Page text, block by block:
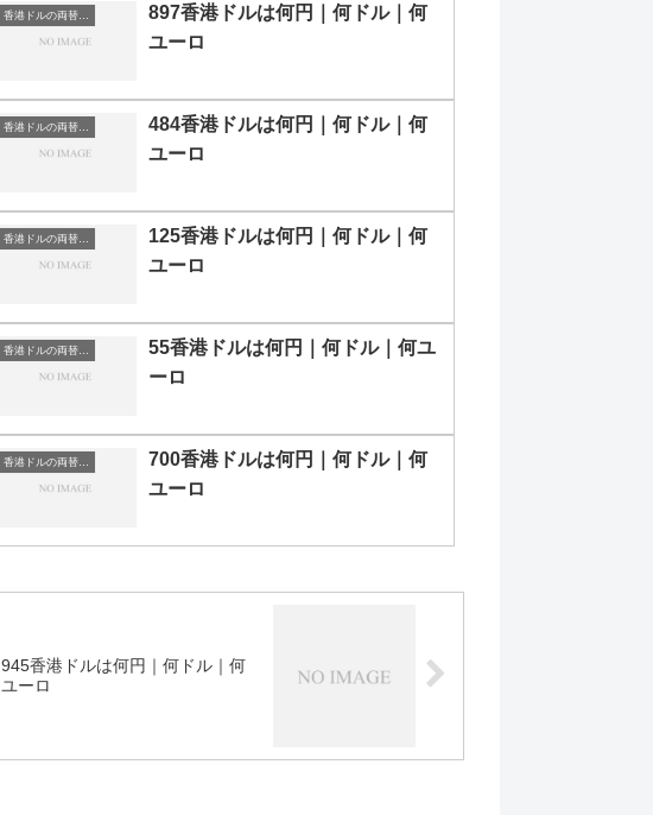
897香港ドルは何円｜何ドル｜何
ユーロ
484香港ドルは何円｜何ドル｜何
ユーロ
125香港ドルは何円｜何ドル｜何
ユーロ
55香港ドルは何円｜何ドル｜何ユ
ーロ
700香港ドルは何円｜何ドル｜何
ユーロ
945香港ドルは何円｜何ドル｜何
ユーロ